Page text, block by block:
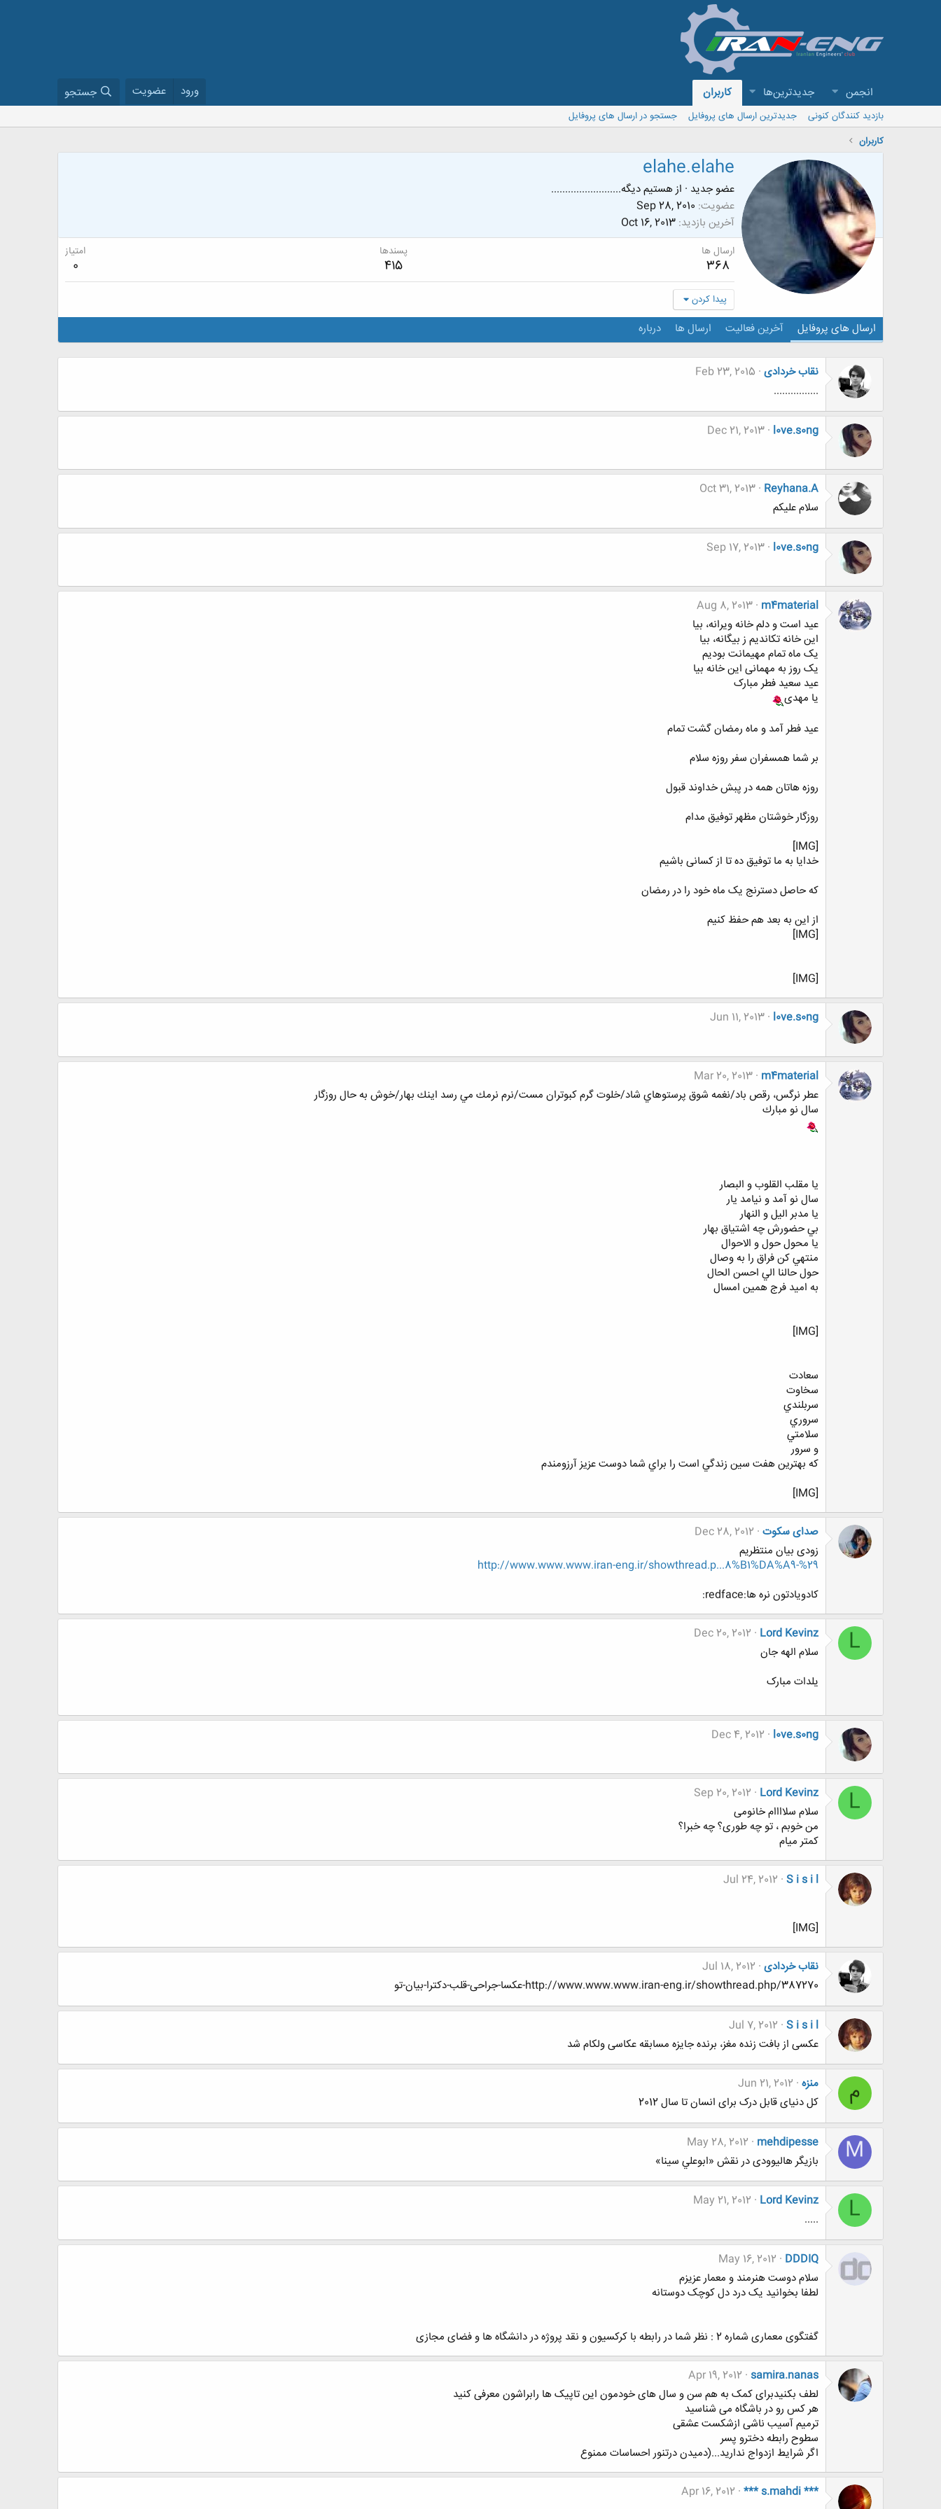
انجمن جدیدترین‌ها کاربران ورود عضویت جستجو
بازدید کنندگان کنونی جدیدترین ارسال های پروفایل
جستجو در ارسال های پروفایل
کاربران
elahe.elahe
عضو جدید · ازهستیم دیگه.........................
عضویت Sep 28, 2010
آخرین بازدید Oct 16, 2013
ارسال ها
368
پسندها
415
امتیاز
0
پیدا کردن
ارسال های پروفایل آخرین فعالیت ارسال ها درباره
نقاب خردادی Feb 23, 2015
................
l0ve.s0ng
Dec 21, 2013
Reyhana.A
Oct 31, 2013
سلام علیکم
l0ve.s0ng
Sep 17, 2013
m4material
Aug 8, 2013
عید است و دلم خانه ویرانه، بیا
این خانه تکاندیم ز بیگانه، بیا
یک ماه تمام مهیمانت بودیم
یک روز به مهمانی این خانه بیا
عید سعید فطر مبارک
یا مهدی
عید فطر آمد و ماه رمضان گشت تمام
بر شما همسفران سفر روزه سلام
روزه هاتان همه در پبش خداوند قبول
روزگار خوشتان مظهر توفیق مدام
[IMG]
خدایا به ما توفیق ده تا از کسانی باشیم
که حاصل دسترنج یک ماه خود را در رمضان
از این به بعد هم حفظ کنیم
[IMG]
[IMG]
l0ve.s0ng
Jun 11, 2013
m4material
Mar 20, 2013
عطر نرگس، رقص باد/نغمه شوق پرستوهاي شاد/خلوت گرم كبوتران مست/نرم نرمك مي رسد اينك بهار/خوش به حال روزگار
سال نو مبارك
يا مقلب القلوب و البصار
سال نو آمد و نيامد يار
يا مدبر اليل و النهار
بي حضورش چه اشتياق بهار
يا محول حول و الاحوال
منتهي كن فراق را به وصال
حول حالنا الي احسن الحال
به اميد فرج همين امسال
[IMG]
سعادت
سخاوت
سربلندي
سروري
سلامتي
و سرور
كه بهترين هفت سين زندگي است را براي شما دوست عزيز آرزومندم
[IMG]
صدای سکوت Dec 28, 2012
زودی بیان منتظریم
http://www.www.www.iran-eng.ir/showthread.p...8%B1%DA%A9-%29
کادویادتون نره ها:redface:
L
Lord Kevinz
Dec 20, 2012
سلام الهه جان
یلدات مبارک
l0ve.s0ng
Dec 4, 2012
L
Lord Kevinz
Sep 20, 2012
سلام سلاااام خانومی
من خوبم ، تو چه طوری؟ چه خبرا؟
کمتر میام
S i s i l
Jul 24, 2012
[IMG]
نقاب خردادی Jul 18, 2012
http://www.www.www.iran-eng.ir/showthread.php/387270-عکسا-جراحی-قلب-دکترا-بیان-تو
S i s i l
Jul 7, 2012
عکسی از بافت زنده مغز، برنده جایزه مسابقه عکاسی ولکام شد
م منزه Jun 21, 2012
کل دنیای قابل درک برای انسان تا سال 2012
M
mehdipesse
May 28, 2012
بازیگر هالیوودی در نقش «ابوعلي سينا»
L
Lord Kevinz
May 21, 2012
.....
DDDIQ
May 16, 2012
سلام دوست هنرمند و معمار عزیزم
لطفا بخوانید یک درد دل کوچک دوستانه
گفتگوی معماری شماره 2 : نظر شما در رابطه با کرکسیون و نقد پروژه در دانشگاه ها و فضای مجازی
samira.nanas
Apr 19, 2012
لطف بکنیدبرای کمک به هم سن و سال های خودمون این تاپیک ها رابراشون معرفی کنید
هر کس رو در باشگاه می شناسید
ترمیم آسیب ناشی ازشکست عشقی
سطوح رابطه دخترو پسر
اگر شرایط ازدواج ندارید...(دمیدن درتنور احساسات ممنوع
*** s.mahdi ***
Apr 16, 2012